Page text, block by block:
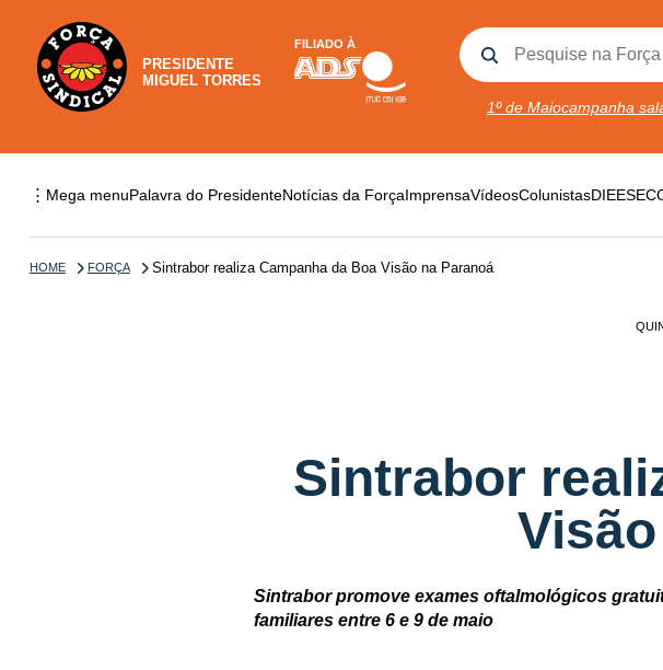
PRESIDENTE
MIGUEL TORRES
FILIADO À
1º de Maiocampanha
⋮ Mega menuPalavra do PresidenteNotícias da ForçaImprensaVídeosColunistasDIEESE
HOME FORÇA Sintrabor realiza Campanha da Boa Visão na Paranoá
Sintrabor
Sintrabor promove exames oftalmológicos
familiares entre 6 e 9 de maio